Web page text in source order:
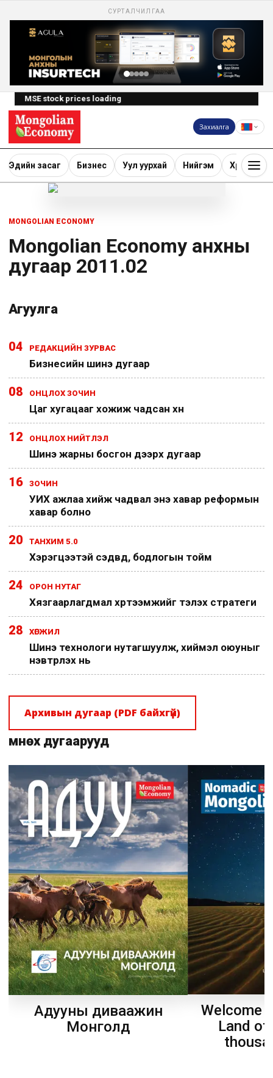
СУРТАЛЧИЛГАА
MSE stock prices loading
Захиалга
Эдийн засаг Бизнес Уул уурхай Нийгэм Хөрөнгө
MONGOLIAN ECONOMY
Mongolian Economy анхны
дугаар 2011.02
Агуулга
04 РЕДАКЦИЙН ЗУРВАС
Бизнесийн шинэ дугаар
08 ОНЦЛОХ ЗОЧИН
Цаг хугацааг хожиж чадсан хүн
12 ОНЦЛОХ НИЙТЛЭЛ
Шинэ жарны босгон дээрх дугаар
16 ЗОЧИН
УИХ ажлаа хийж чадвал энэ хавар реформын
хавар болно
20 ТАНХИМ 5.0
Хэрэгцээтэй сэдвүүд, бодлогын тойм
24 ОРОН НУТАГ
Хязгаарлагдмал хүртээмжийг тэлэх стратеги
28 ХӨГЖИЛ
Шинэ технологи нутагшуулж, хиймэл оюуныг
нэвтрүүлэх нь
Архивын дугаар (PDF байхгүй)
Өмнөх дугаарууд
Адууны диваажин
Монголд
Welcome
Land of